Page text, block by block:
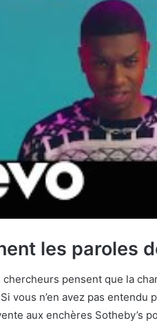
les paroles
pensent que la
vous n’en avez pas
aux enchères Sotheby’s